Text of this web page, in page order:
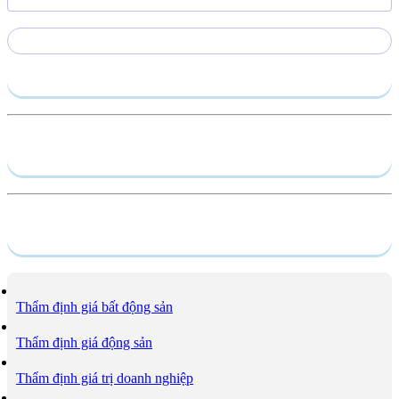
Thẩm định giá bất động sản
Thẩm định giá động sản
Thẩm định giá trị doanh nghiệp